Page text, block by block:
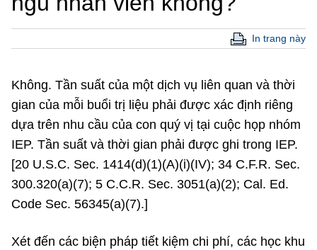
In trang này
Không. Tần suất của một dịch vụ liên quan và thời
gian của mỗi buổi trị liệu phải được xác định riêng
dựa trên nhu cầu của con quý vị tại cuộc họp nhóm
IEP. Tần suất và thời gian phải được ghi trong IEP.
[20 U.S.C. Sec. 1414(d)(1)(A)(i)(IV); 34 C.F.R. Sec.
300.320(a)(7); 5 C.C.R. Sec. 3051(a)(2); Cal. Ed.
Code Sec. 56345(a)(7).]
Xét đến các biện pháp tiết kiệm chi phí, các học khu